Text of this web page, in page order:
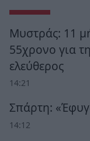
Μυστράς: 11
55χρονο για
ελεύθερος
14:21
Σπάρτη:
14:12